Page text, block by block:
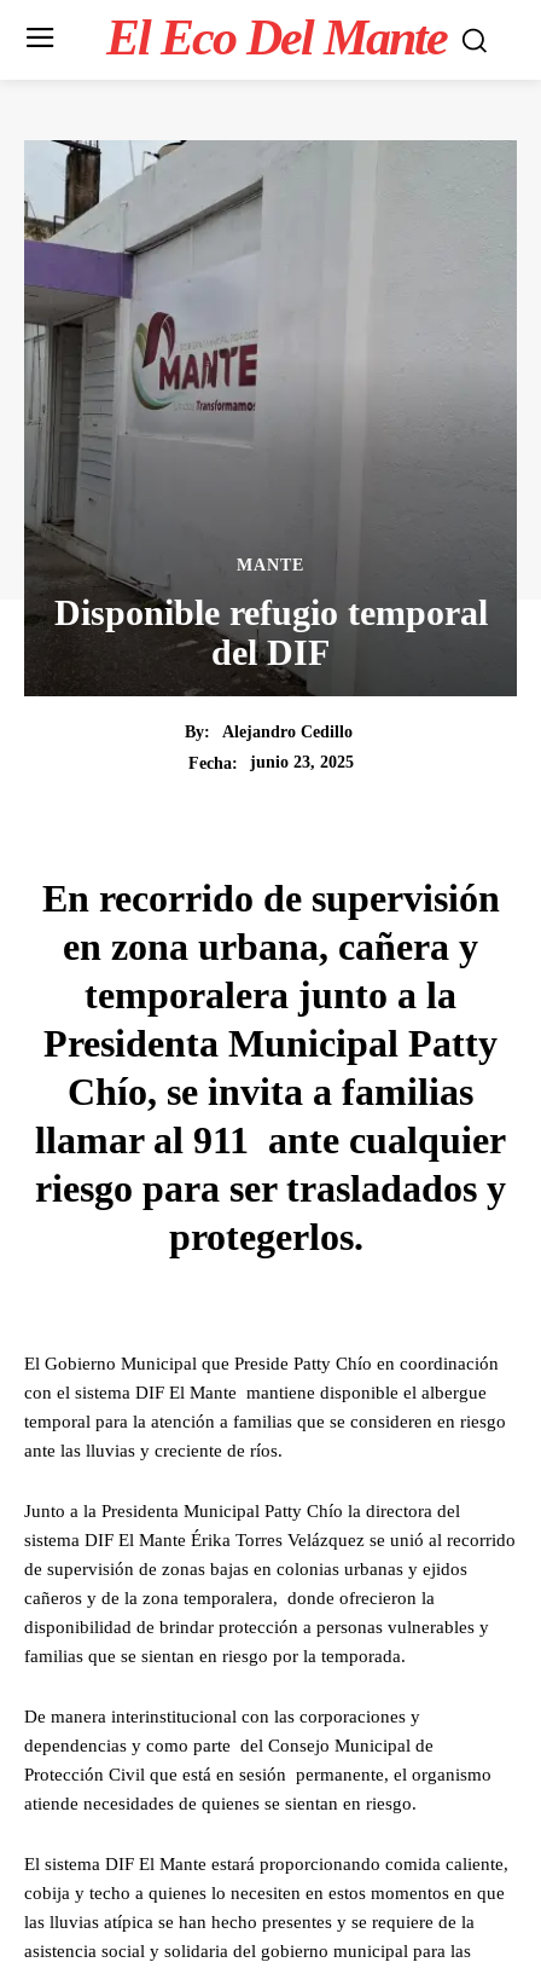
El Eco Del Mante
MANTE
Disponible refugio temporal
del DIF
By:
Alejandro Cedillo
Fecha:
junio 23, 2025
En recorrido de supervisión
en zona urbana, cañera y
temporalera junto a la
Presidenta Municipal Patty
Chío, se invita a familias
llamar al 911 ante cualquier
riesgo para ser trasladados y
protegerlos.
El Gobierno Municipal que Preside Patty Chío en coordinación
con el sistema DIF El Mante mantiene disponible el albergue
temporal para la atención a familias que se consideren en riesgo
ante las lluvias y creciente de ríos.
Junto a la Presidenta Municipal Patty Chío la directora del
sistema DIF El Mante Érika Torres Velázquez se unió al recorrido
de supervisión de zonas bajas en colonias urbanas y ejidos
cañeros y de la zona temporalera, donde ofrecieron la
disponibilidad de brindar protección a personas vulnerables y
familias que se sientan en riesgo por la temporada.
De manera interinstitucional con las corporaciones y
dependencias y como parte del Consejo Municipal de
Protección Civil que está en sesión permanente, el organismo
atiende necesidades de quienes se sientan en riesgo.
El sistema DIF El Mante estará proporcionando comida caliente,
cobija y techo a quienes lo necesiten en estos momentos en que
las lluvias atípica se han hecho presentes y se requiere de la
asistencia social y solidaria del gobierno municipal para las